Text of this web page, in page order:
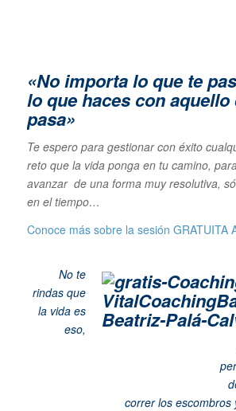
«No importa lo que te
lo que haces con aquello
pasa»
Te espero para gestionar con éxito
reto que la vida ponga en tu camino,
avanzar de una forma muy resolutiva,
en el tiempo…
Conoce más sobre la sesión GRATUITA
No te
rindas que
la vida es
eso,
correr los